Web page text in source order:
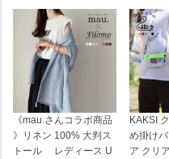
《mau.さんコラボ商品
》リネン 100% 大判ス
トール レディース U
KAKSI
め掛け
ア クリ